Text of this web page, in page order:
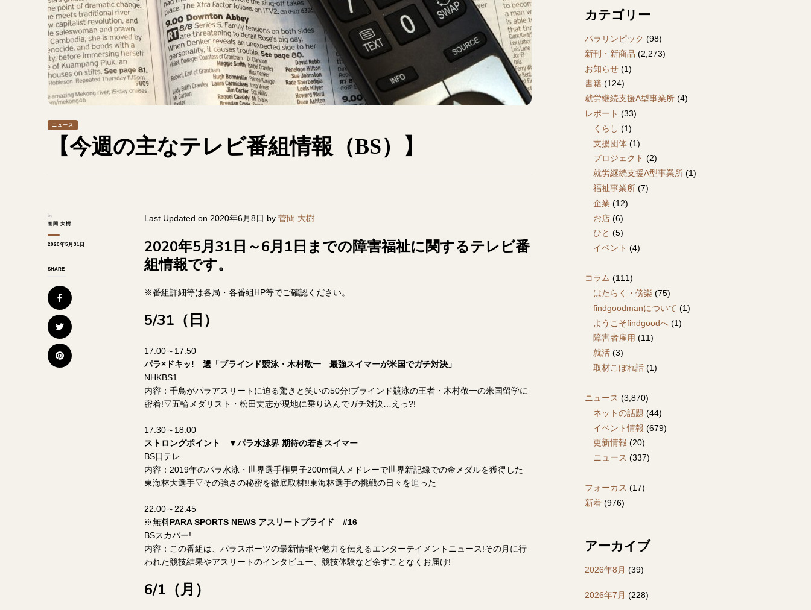
ニュース
【今週の主なテレビ番組情報（BS）】
by
菅間 大樹
2020年5月31日
SHARE
Last Updated on 2020年6月8日 by 菅間 大樹
2020年5月31日～6月1日までの障害福祉に関するテレビ番
組情報です。
※番組詳細等は各局・各番組HP等でご確認ください。
5/31（日）
17:00～17:50
パラ×ドキッ! 選「ブラインド競泳・木村敬一 最強スイマーが米国でガチ対決」
NHKBS1
内容：千鳥がパラアスリートに迫る驚きと笑いの50分!ブラインド競泳の王者・木村敬一の米国留学に
密着!▽五輪メダリスト・松田丈志が現地に乗り込んでガチ対決…えっ?!
17:30～18:00
ストロングポイント ▼パラ水泳界 期待の若きスイマー
BS日テレ
内容：2019年のパラ水泳・世界選手権男子200m個人メドレーで世界新記録での金メダルを獲得した
東海林大選手▽その強さの秘密を徹底取材!!東海林選手の挑戦の日々を追った
22:00～22:45
※無料PARA SPORTS NEWS アスリートプライド #16
BSスカパー!
内容：この番組は、パラスポーツの最新情報や魅力を伝えるエンターテイメントニュース!その月に行
われた競技結果やアスリートのインタビュー、競技体験など余すことなくお届け!
6/1（月）
カテゴリー
パラリンピック (98)
新刊・新商品 (2,273)
お知らせ(1)
書籍(124)
就労継続支援A型事業所(4)
レポート (33)
くらし (1)
支援団体(1)
プロジェクト (2)
就労継続支援A型事業所(1)
福祉事業所(7)
企業(12)
お店(6)
ひと (5)
イベント (4)
コラム (111)
はたらく・傍楽 (75)
findgoodmanについて (1)
ようこそfindgoodへ(1)
障害者雇用 (11)
就活(3)
取材こぼれ話(1)
ニュース (3,870)
ネットの話題 (44)
イベント情報 (679)
更新情報 (20)
ニュース (337)
フォーカス (17)
新着(976)
アーカイブ
2026年8月 (39)
2026年7月 (228)